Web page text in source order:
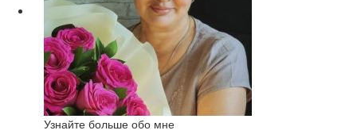
Узнайте больше обо мне